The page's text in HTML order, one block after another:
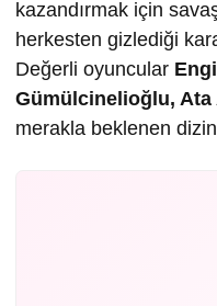
kazandırmak için
herkesten gizlediği
Değerli oyuncular
Gümülcinelioğlu, Ata
merakla beklenen